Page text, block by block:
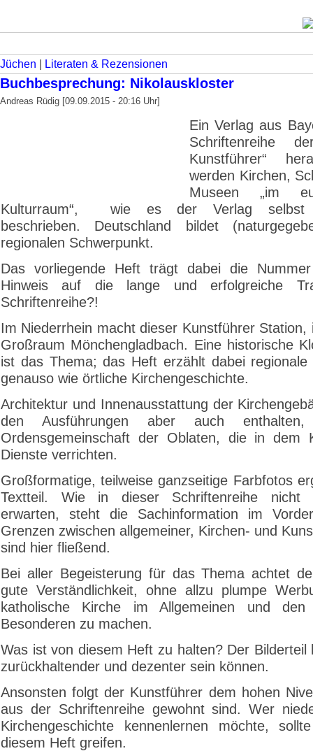
Jüchen Literaten & Rezensionen
Buchbesprechung: Nikolauskloster
Andreas Rüdig [09.09.2015 - 20:16 Uhr]
Ein Verlag aus
Schriftenreihe
Kunstführer“
werden Kirchen,
Museen „im
Kulturraum“, wie es der Verlag selbst
beschrieben. Deutschland bildet
regionalen Schwerpunkt.
Das vorliegende Heft trägt dabei die
Hinweis auf die lange und erfolgreiche
Schriftenreihe?!
Im Niederrhein macht dieser Kunstführer Station,
Großraum Mönchengladbach. Eine historische
ist das Thema; das Heft erzählt dabei regionale
genauso wie örtliche Kirchengeschichte.
Architektur und Innenausstattung der
den Ausführungen aber auch
Ordensgemeinschaft der Oblaten, die in dem
Dienste verrichten.
Großformatige, teilweise ganzseitige Farbfotos
Textteil. Wie in dieser Schriftenreihe nicht
erwarten, steht die Sachinformation im
Grenzen zwischen allgemeiner, Kirchen- und
sind hier fließend.
Bei aller Begeisterung für das Thema achtet
gute Verständlichkeit, ohne allzu plumpe
katholische Kirche im Allgemeinen und
Besonderen zu machen.
Was ist von diesem Heft zu halten? Der Bilderteil
zurückhaltender und dezenter sein können.
Ansonsten folgt der Kunstführer dem hohen
aus der Schriftenreihe gewohnt sind. Wer
Kirchengeschichte kennenlernen möchte,
diesem Heft greifen.